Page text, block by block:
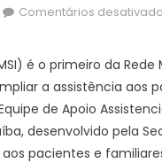
Comentários
é o primeiro da
a assistência aos
de Apoio
desenvolvido pela
pacientes e